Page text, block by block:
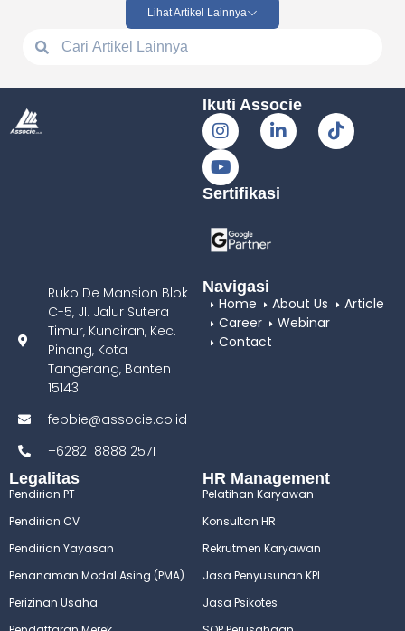
Lihat Artikel Lainnya
Ruko De Mansion Blok
C-5, JI. Jalur Sutera
Timur, Kunciran, Kec.
Pinang, Kota
Tangerang, Banten
15143
febbie@associe.co.id
+62821 8888 2571
Ikuti Associe
Sertifikasi
Navigasi
Home
About Us
Article
Career
Webinar
Contact
Legalitas
Pendirian PT
Pendirian CV
Pendirian Yayasan
Penanaman Modal Asing (PMA)
Perizinan Usaha
HR Management
Pelatihan Karyawan
Konsultan HR
Rekrutmen Karyawan
Jasa Penyusunan KPI
Jasa Psikotes